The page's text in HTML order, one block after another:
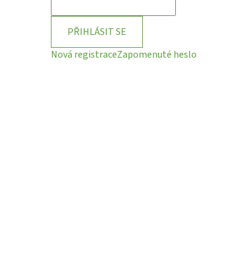
PŘIHLÁSIT SE
Nová registraceZapomenuté heslo